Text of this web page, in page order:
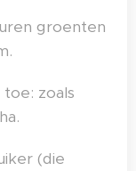
groenten
zoals
(die